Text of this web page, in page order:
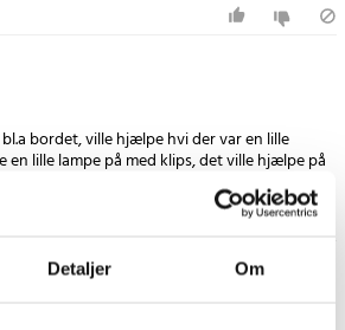
Detaljer Om
bordet, ville hjælpe hvi der var en lille
en lille lampe på med klips, det ville hjælpe på
1